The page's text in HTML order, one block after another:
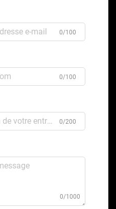
0/100
0/100
0/200
0/1000